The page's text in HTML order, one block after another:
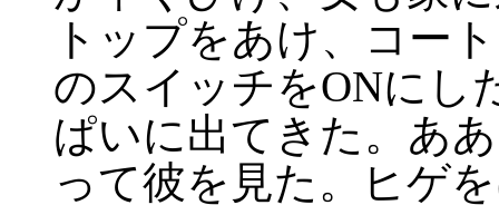
トップをあけ、コー
のスイッチをONにし
ぱいに出てきた。あ
って彼を見た。ヒゲ